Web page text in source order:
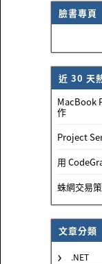
臉書專頁
近 30 天
MacBook
作
Project
用
蛛網交易
文章分類
.NET